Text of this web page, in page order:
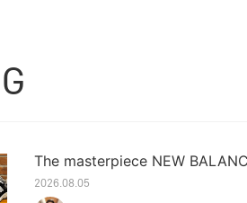
The masterpiece NEW
2026.08.05